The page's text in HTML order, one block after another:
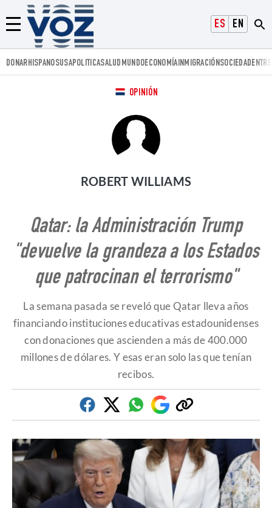
ESPAÑOLENGLISH
Menú
Voz.us
DONARHISPANOSUSAPOLITICASALUD MUNDOECONOMÍAINMIGRACIÓNSOCIEDAD
OPINIÓN
ROBERT WILLIAMS
Qatar: la Administración Trump
"devuelve la grandeza a los Estados
que patrocinan el terrorismo"
La semana pasada se reveló que Qatar lleva años
financiando instituciones educativas estadounidenses
con donaciones que ascienden a más de 400.000
millones de dólares. Y esas eran solo las que tenían
recibos.
FacebookTwitterWhatsapp
Google
Discover
Copiar
enlace